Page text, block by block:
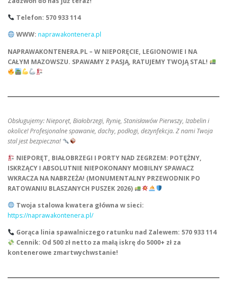
Telefon: 570 933 114
WWW: naprawakontenera.pl
NAPRAWAKONTENERA.PL – W NIEPORĘCIE, LEGIONOWIE I NA
CAŁYM MAZOWSZU. SPAWAMY Z PASJĄ, RATUJEMY TWOJĄ STAL!
Obsługujemy: Nieporęt, Białobrzegi, Rynię, Stanisławów Pierwszy, Izabelin i
okolice! Profesjonalne spawanie, dachy, podłogi, dezynfekcja. Z nami Twoja
stal jest bezpieczna!
NIEPORĘT, BIAŁOBRZEGI I PORTY NAD ZEGRZEM: POTĘŻNY,
ISKRZĄCY I ABSOLUTNIE NIEPOKONANY MOBILNY SPAWACZ
WKRACZA NA NABRZEŻA! (MONUMENTALNY PRZEWODNIK PO
RATOWANIU BLASZANYCH PUSZEK 2026)
Twoja stalowa kwatera główna w sieci:
https://naprawakontenera.pl/
Gorąca linia spawalniczego ratunku nad Zalewem: 570 933 114
Cennik: Od 500 zł netto za małą iskrę do 5000+ zł za
kontenerowe zmartwychwstanie!